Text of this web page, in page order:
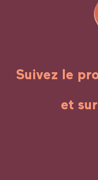
Suivez le
et sur